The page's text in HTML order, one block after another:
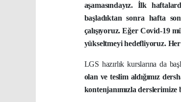
aşamasındayız. İlk
başladıktan sonra hafta
çalışıyoruz. Eğer Covid-19
yükseltmeyi hedefliyoruz.
LGS hazırlık kurslarına da
olan ve teslim aldığımız
kontenjanımızla derslerimize